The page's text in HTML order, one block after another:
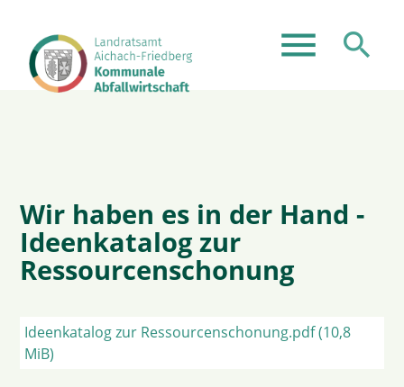
menu search
Wir haben es in der Hand -
Ideenkatalog zur
Ressourcenschonung
Ideenkatalog zur Ressourcenschonung.pdf(10,8
MiB)